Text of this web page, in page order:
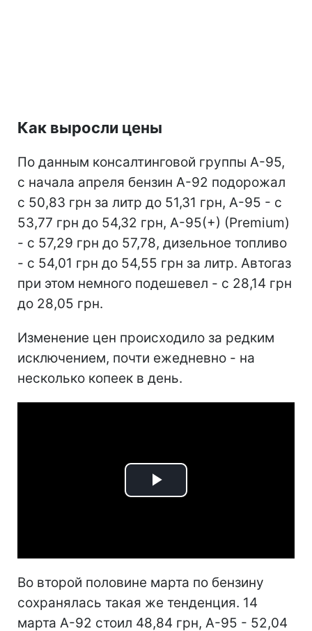
Как выросли цены
По данным консалтинговой группы А-95,
с начала апреля бензин А-92 подорожал
с 50,83 грн за литр до 51,31 грн, А-95 - с
53,77 грн до 54,32 грн, А-95(+) (Premium)
- с 57,29 грн до 57,78, дизельное топливо
- с 54,01 грн до 54,55 грн за литр. Автогаз
при этом немного подешевел - с 28,14 грн
до 28,05 грн.
Изменение цен происходило за редким
исключением, почти ежедневно - на
несколько копеек в день.
Play
Во второй половине марта по бензину
сохранялась такая же тенденция. 14
марта А-92 стоил 48,84 грн, А-95 - 52,04